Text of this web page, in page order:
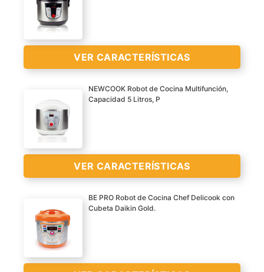
VER
CARACTERÍSTICAS
>
VER CARACTERÍSTICAS
ROBOT DE COCINA
MULTIFUNCIÓN CON 9
PRECONFIGURADOS.
Para arroz, cocinar al
sopas, hornear, guisar,
freír, plancha y calentar.
PROGRAMABLE HASTA
CON 24H DE
ANTELACIÓN. Encuentra
NEWCOOK Robot de Cocina Multifunción,
Capacidad 5 Litros, P
VER CARACTERÍSTICAS
ROBOT DE COCINA
MULTIFUNCIÓN CON 9
FUNCIONES Y 8 MENÚS
PRECONFIGURADOS.
BE PRO Robot de Cocina Chef Delicook con
Cubeta Daikin Gold.